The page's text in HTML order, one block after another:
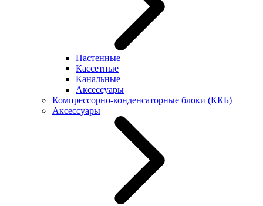
Настенные
Кассетные
Канальные
Аксессуары
Компрессорно-конденсаторные блоки (ККБ)
Аксессуары